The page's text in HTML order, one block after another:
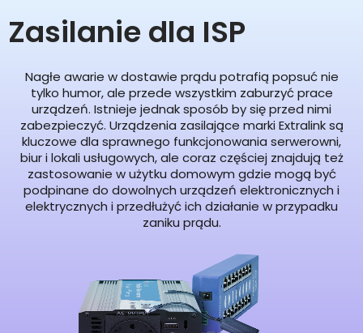
Zasilanie dla ISP
Nagłe awarie w dostawie prądu potrafią popsuć nie
tylko humor, ale przede wszystkim zaburzyć prace
urządzeń. Istnieje jednak sposób by się przed nimi
zabezpieczyć. Urządzenia zasilające marki Extralink są
kluczowe dla sprawnego funkcjonowania serwerowni,
biur i lokali usługowych, ale coraz częściej znajdują też
zastosowanie w użytku domowym gdzie mogą być
podpinane do dowolnych urządzeń elektronicznych i
elektrycznych i przedłużyć ich działanie w przypadku
zaniku prądu.